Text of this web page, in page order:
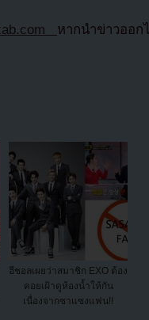
หากนำข่าวออก
ฮีชอลเผยว่าสมาชิก EXO ต้อง
คอยเฝ้าดูห้องน้ำให้กัน
เนื่องจากซาแซงแฟน!!